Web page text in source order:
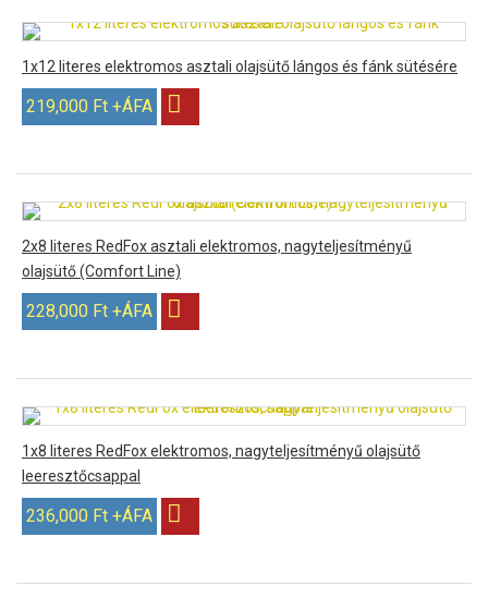
1x12 literes elektromos asztali olajsütő lángos és fánk sütésére
219,000 Ft +ÁFA
2x8 literes RedFox asztali elektromos, nagyteljesítményű
olajsütő (Comfort Line)
228,000 Ft +ÁFA
1x8 literes RedFox elektromos, nagyteljesítményű olajsütő
leeresztőcsappal
236,000 Ft +ÁFA